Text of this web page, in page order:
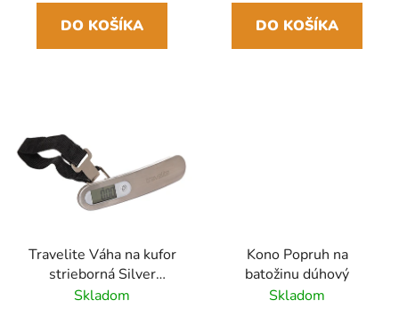
DO KOŠÍKA DO KOŠÍKA
Travelite Váha na kufor
strieborná Silver
Digitálna
Skladom
Kono Popruh na
batožinu dúhový
Skladom